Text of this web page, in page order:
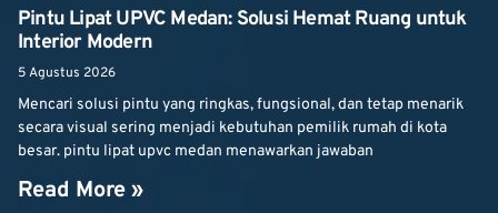
Pintu Lipat UPVC Medan: Solusi Hemat Ruang untuk
Interior Modern
5 Agustus 2026
Mencari solusi pintu yang ringkas, fungsional, dan tetap menarik
secara visual sering menjadi kebutuhan pemilik rumah di kota
besar. pintu lipat upvc medan menawarkan jawaban
Read More »